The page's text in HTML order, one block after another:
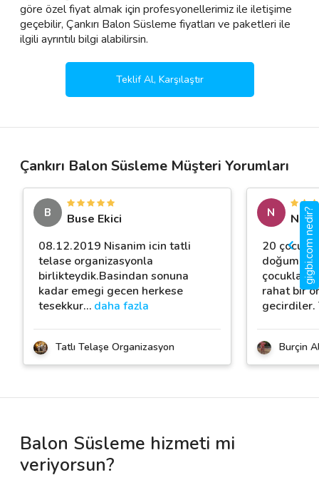
göre özel fiyat almak için profesyonellerimiz ile iletişime
geçebilir, Çankırı Balon Süsleme fiyatları ve paketleri ile
ilgili ayrıntılı bilgi alabilirsin.
Teklif Al, Karşılaştır
Çankırı Balon Süsleme Müşteri Yorumları
B
Buse Ekici
08.12.2019 Nisanim icin tatli
telase organizasyonla
birlikteydik.Basindan sonuna
kadar emegi gecen herkese
tesekkur… daha fazla
Tatlı Telaşe Organizasyon
N
20
doğum
çocuklar
rahat bir
gecirdiler.
Burçin
Balon Süsleme hizmeti mi
veriyorsun?
gigbi.com nedir?